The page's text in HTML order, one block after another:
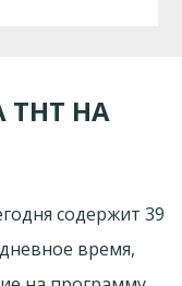
ТНТ НА
содержит 39
время,